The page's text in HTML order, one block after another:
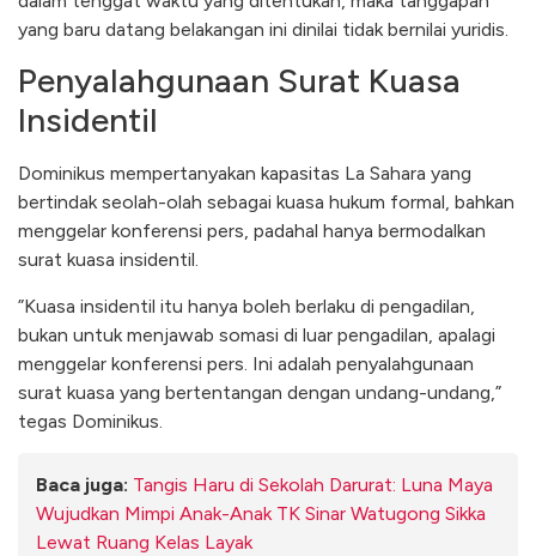
yang baru datang belakangan ini dinilai tidak bernilai yuridis.
​Penyalahgunaan Surat Kuasa
Insidentil
​Dominikus mempertanyakan kapasitas La Sahara yang
bertindak seolah-olah sebagai kuasa hukum formal, bahkan
menggelar konferensi pers, padahal hanya bermodalkan
surat kuasa insidentil.
​”Kuasa insidentil itu hanya boleh berlaku di pengadilan,
bukan untuk menjawab somasi di luar pengadilan, apalagi
menggelar konferensi pers. Ini adalah penyalahgunaan
surat kuasa yang bertentangan dengan undang-undang,”
tegas Dominikus.
Baca juga: Tangis Haru di Sekolah Darurat: Luna Maya
Wujudkan Mimpi Anak-Anak TK Sinar Watugong Sikka
Lewat Ruang Kelas Layak